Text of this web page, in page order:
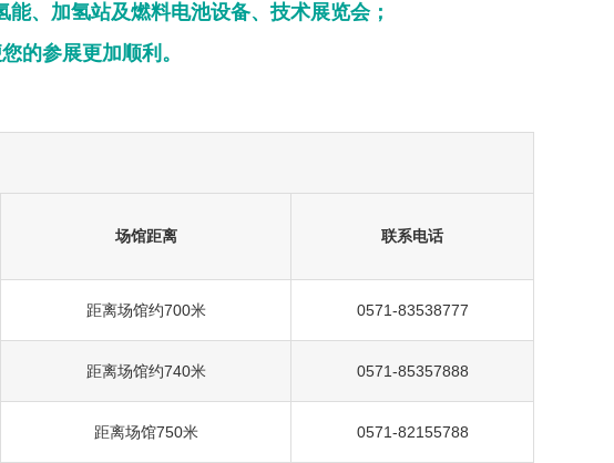
能、加氢站及燃料电池设备、技术展览会；
的参展更加顺利。
场馆距离 联系电话
距离场馆约700米 0571-83538777
距离场馆约740米 0571-85357888
距离场馆750米 0571-82155788